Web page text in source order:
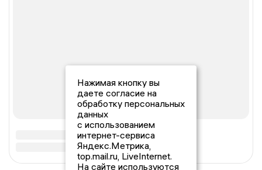
Нажимая кнопку вы
даете согласие на
обработку персональных
данных
с использованием
интернет-сервиса
Яндекс.Метрика,
top.mail.ru, LiveInternet.
На сайте используются